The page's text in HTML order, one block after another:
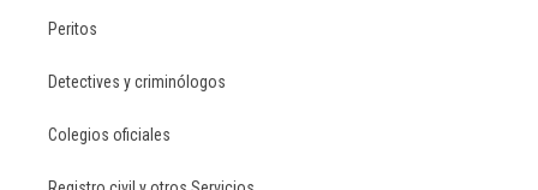
Peritos
Detectives y criminólogos
Colegios oficiales